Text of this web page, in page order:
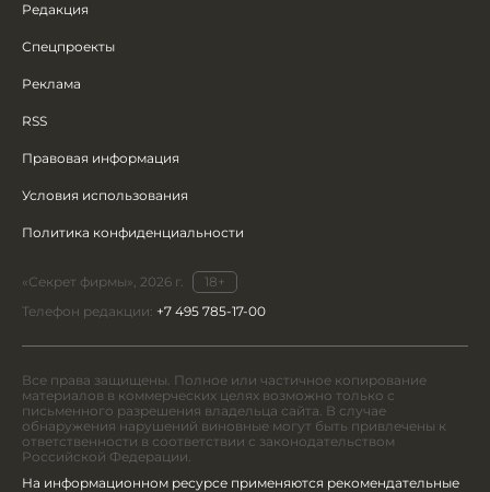
Редакция
Спецпроекты
Реклама
RSS
Правовая информация
Условия использования
Политика конфиденциальности
«Секрет фирмы», 2026 г.
18+
Телефон редакции: +7 495 785-17-00
Все права защищены. Полное или частичное копирование
материалов в коммерческих целях возможно только с
письменного разрешения владельца сайта. В случае
обнаружения нарушений виновные могут быть привлечены к
ответственности в соответствии с законодательством
Российской Федерации.
На информационном ресурсе применяются рекомендательные